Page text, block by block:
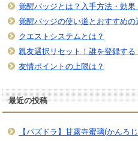
覚醒バッジとは？入手方法・効果
覚醒バッジの使い道とおすすめの
クエストシステムとは？
親友選択リセット！誰を登録する
友情ポイントの上限は？
最近の投稿
【パズドラ】甘露寺蜜璃(かんろ